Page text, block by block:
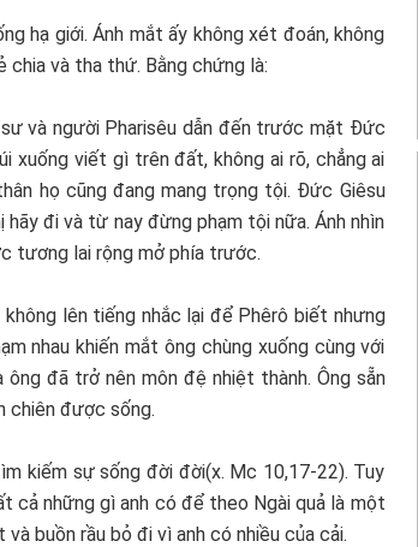
hạ giới. Ánh mắt ấy không xét đoán, không
chia và tha thứ. Bằng chứng là:
và người Pharisêu dẫn đến trước mặt Đức
xuống viết gì trên đất, không ai rõ, chẳng ai
họ cũng đang mang trọng tội. Đức Giêsu
đi và từ nay đừng phạm tội nữa. Ánh nhìn
tương lai rộng mở phía trước.
lên tiếng nhắc lại để Phêrô biết nhưng
nhau khiến mắt ông chùng xuống cùng với
đã trở nên môn đệ nhiệt thành. Ông sẵn
chiên được sống.
kiếm sự sống đời đời(x. Mc 10,17-22). Tuy
cả những gì anh có để theo Ngài quả là một
buồn rầu bỏ đi vì anh có nhiều của cải.